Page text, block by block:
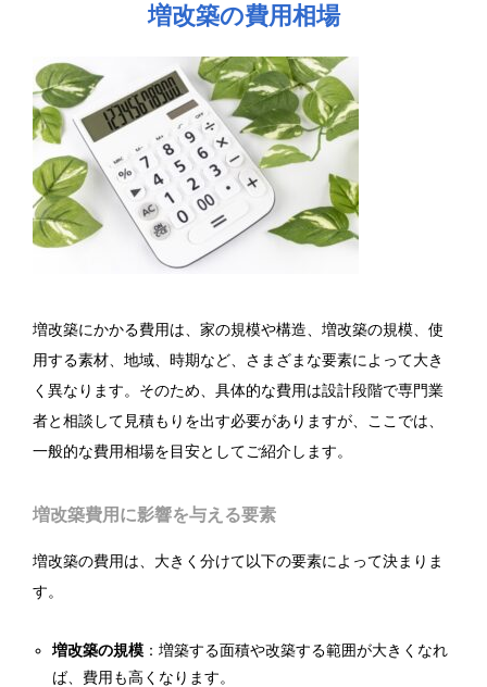
増改築の費用相場
増改築にかかる費用は、家の規模や構造、増改築の規模、使
用する素材、地域、時期など、さまざまな要素によって大き
く異なります。そのため、具体的な費用は設計段階で専門業
者と相談して見積もりを出す必要がありますが、ここでは、
一般的な費用相場を目安としてご紹介します。
増改築費用に影響を与える要素
増改築の費用は、大きく分けて以下の要素によって決まりま
す。
増改築の規模 ：増築する面積や改築する範囲が大きくなれ
ば、費用も高くなります。